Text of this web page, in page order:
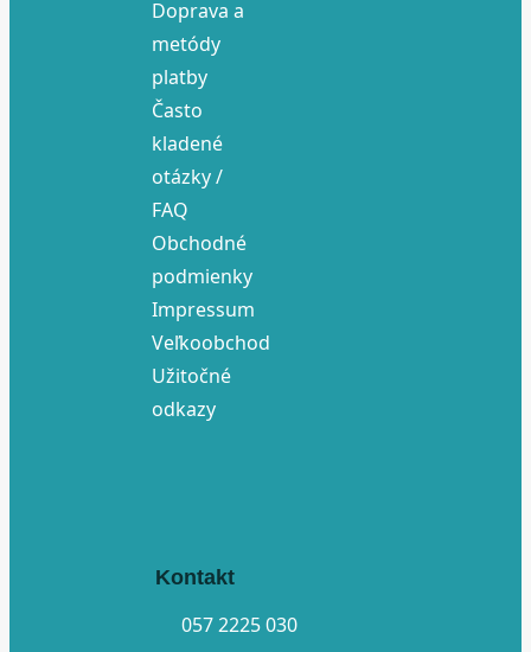
Doprava a
metódy
platby
Často
kladené
otázky /
FAQ
Obchodné
podmienky
Impressum
Veľkoobchod
Užitočné
odkazy
Kontakt
057 2225 030